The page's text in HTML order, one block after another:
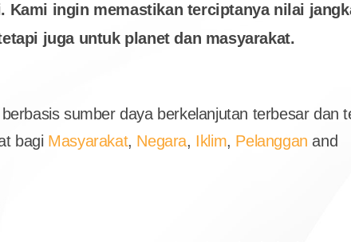
ingin memastikan terciptanya nilai
juga untuk planet dan masyarakat.
sumber daya berkelanjutan terbesar dan
bagi Masyarakat, Negara, Iklim, Pelanggan and